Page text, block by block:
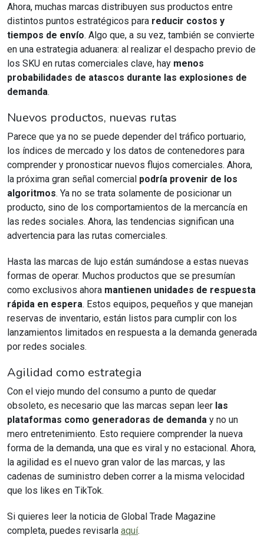
Ahora, muchas marcas distribuyen sus productos entre
distintos puntos estratégicos para reducir costos y
tiempos de envío. Algo que, a su vez, también se convierte
en una estrategia aduanera: al realizar el despacho previo de
los SKU en rutas comerciales clave, hay menos
probabilidades de atascos durante las explosiones de
demanda.
Nuevos productos, nuevas rutas
Parece que ya no se puede depender del tráfico portuario,
los índices de mercado y los datos de contenedores para
comprender y pronosticar nuevos flujos comerciales. Ahora,
la próxima gran señal comercial podría provenir de los
algoritmos. Ya no se trata solamente de posicionar un
producto, sino de los comportamientos de la mercancía en
las redes sociales. Ahora, las tendencias significan una
advertencia para las rutas comerciales.
Hasta las marcas de lujo están sumándose a estas nuevas
formas de operar. Muchos productos que se presumían
como exclusivos ahora mantienen unidades de respuesta
rápida en espera. Estos equipos, pequeños y que manejan
reservas de inventario, están listos para cumplir con los
lanzamientos limitados en respuesta a la demanda generada
por redes sociales.
Agilidad como estrategia
Con el viejo mundo del consumo a punto de quedar
obsoleto, es necesario que las marcas sepan leer las
plataformas como generadoras de demanda y no un
mero entretenimiento. Esto requiere comprender la nueva
forma de la demanda, una que es viral y no estacional. Ahora,
la agilidad es el nuevo gran valor de las marcas, y las
cadenas de suministro deben correr a la misma velocidad
que los likes en TikTok.
Si quieres leer la noticia de Global Trade Magazine
completa, puedes revisarla aquí.